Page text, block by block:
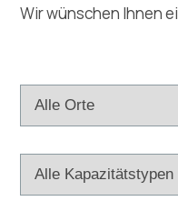
Info
Turistički ured
Safe in Dalmatia
Wir wünschen Ihnen